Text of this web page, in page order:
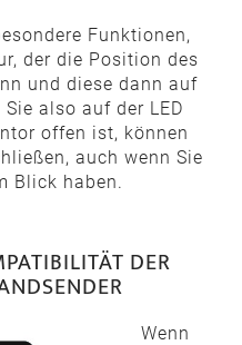
Funktionen,
der die Position des
und diese dann auf
also auf der LED
offen ist, können
auch wenn Sie
Blick haben.
DER
Wenn